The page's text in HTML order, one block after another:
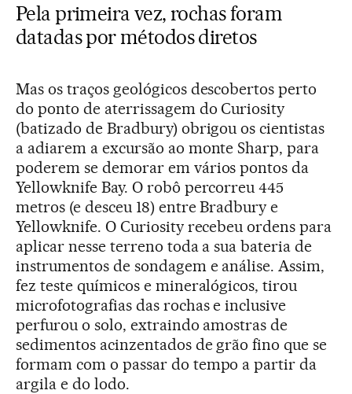
Pela primeira vez, rochas foram
datadas por métodos diretos
Mas os traços geológicos descobertos perto
do ponto de aterrissagem do Curiosity
(batizado de Bradbury) obrigou os cientistas
a adiarem a excursão ao monte Sharp, para
poderem se demorar em vários pontos da
Yellowknife Bay. O robô percorreu 445
metros (e desceu 18) entre Bradbury e
Yellowknife. O Curiosity recebeu ordens para
aplicar nesse terreno toda a sua bateria de
instrumentos de sondagem e análise. Assim,
fez teste químicos e mineralógicos, tirou
microfotografias das rochas e inclusive
perfurou o solo, extraindo amostras de
sedimentos acinzentados de grão fino que se
formam com o passar do tempo a partir da
argila e do lodo.